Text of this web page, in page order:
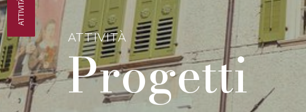
ATTIVITÀ
Progetti
ATTIVITÀ